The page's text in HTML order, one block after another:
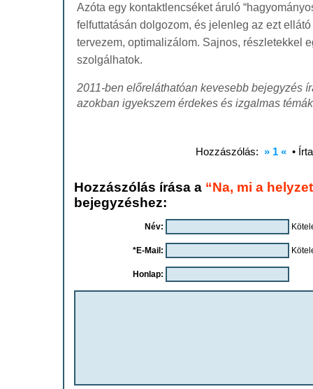
Azóta egy kontaktlencséket áruló
felfuttatásán dolgozom, és jelenleg az ezt
tervezem, optimalizálom. Sajnos, részletekkel
szolgálhatok.
2011-ben előreláthatóan kevesebb bejegyzés
azokban igyekszem érdekes és izgalmas
Hozzászólás: » 1 « •
Hozzászólás írása a “Na, mi a
bejegyzéshez:
Név:
*E-Mail:
Honlap: